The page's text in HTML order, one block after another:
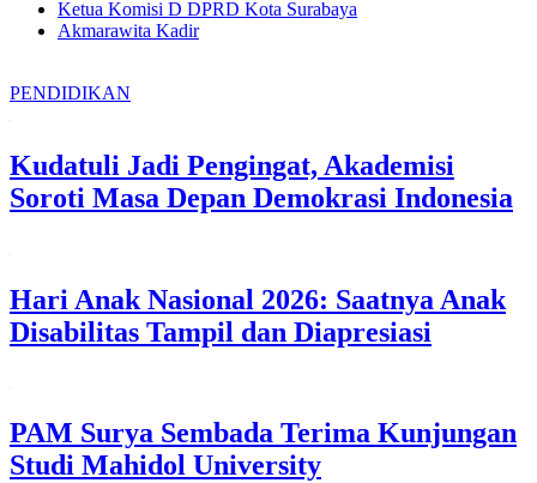
Ketua Komisi D DPRD Kota Surabaya
Akmarawita Kadir
PENDIDIKAN
Kudatuli Jadi Pengingat, Akademisi
Soroti Masa Depan Demokrasi Indonesia
Hari Anak Nasional 2026: Saatnya Anak
Disabilitas Tampil dan Diapresiasi
PAM Surya Sembada Terima Kunjungan
Studi Mahidol University